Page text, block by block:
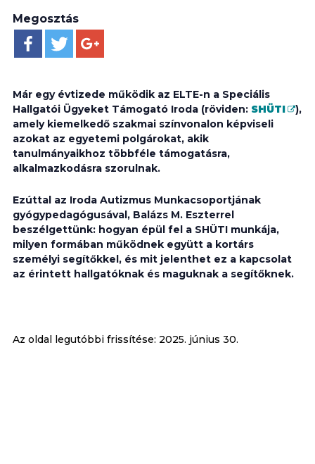
Megosztás
Már egy évtizede működik az ELTE-n a Speciális
Hallgatói Ügyeket Támogató Iroda (röviden: SHÜTI
),
amely kiemelkedő szakmai színvonalon képviseli
azokat az egyetemi polgárokat, akik
tanulmányaikhoz többféle támogatásra,
alkalmazkodásra szorulnak.
Ezúttal az Iroda Autizmus Munkacsoportjának
gyógypedagógusával, Balázs M. Eszterrel
beszélgettünk: hogyan épül fel a SHÜTI munkája,
milyen formában működnek együtt a kortárs
személyi segítőkkel, és mit jelenthet ez a kapcsolat
az érintett hallgatóknak és maguknak a segítőknek.
Az oldal legutóbbi frissítése: 2025. június 30.